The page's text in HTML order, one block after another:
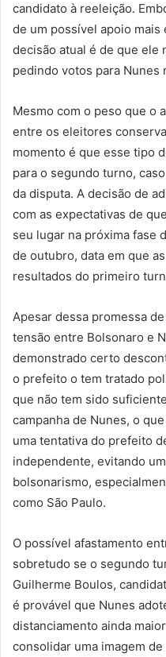
candidato à reeleição.
de um possível apoio
decisão atual é de que ele
pedindo votos para
Mesmo com o peso que o
entre os eleitores
momento é que esse tipo
para o segundo turno,
da disputa. A decisão de
com as expectativas de
seu lugar na próxima fase
de outubro, data em que
resultados do primeiro
Apesar dessa promessa
tensão entre Bolsonaro e
demonstrado certo
o prefeito o tem tratado
que não tem sido
campanha de Nunes, o
uma tentativa do prefeito
independente, evitando
bolsonarismo,
como São Paulo.
O possível afastamento
sobretudo se o segundo
Guilherme Boulos,
é provável que Nunes
distanciamento ainda
consolidar uma imagem